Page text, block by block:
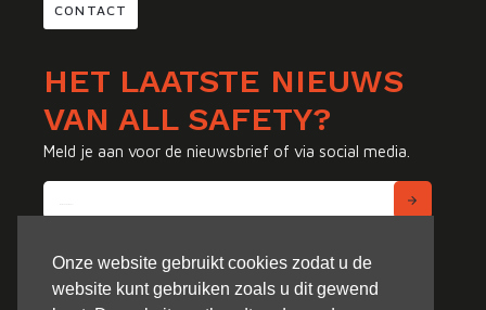
Onze website gebruikt cookies zodat u de
website kunt gebruiken zoals u dit gewend
CONTACT
HET LAATSTE NIEUWS
VAN ALL SAFETY?
Meld je aan voor de nieuwsbrief of via social media.